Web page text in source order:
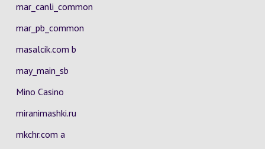
mar_canli_common
mar_pb_common
masalcik.com b
may_main_sb
Mino Casino
miranimashki.ru
mkchr.com a